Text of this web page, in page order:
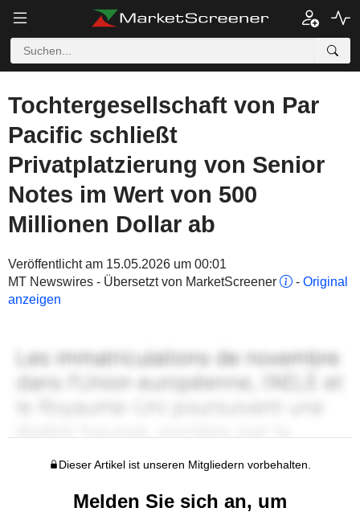
Tochtergesellschaft von Par
Pacific schließt
Privatplatzierung von Senior
Notes im Wert von 500
Millionen Dollar ab
Veröffentlicht am 15.05.2026 um 00:01
MT Newswires - Übersetzt von MarketScreener
- Original
anzeigen
Dieser Artikel ist unseren Mitgliedern vorbehalten.
Melden Sie sich an, um